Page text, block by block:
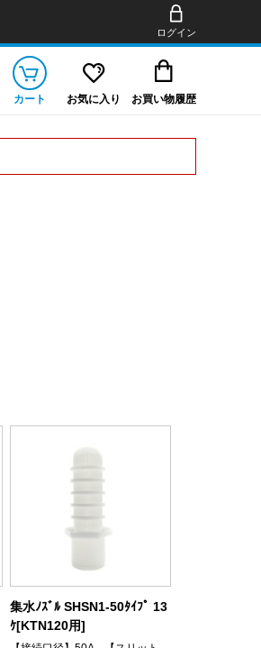
ログイン
カート お気に入り お買い物履歴
集水ﾉｽﾞﾙ SHSN1-50ﾀｲﾌﾟ 13
ｹ[KTN120用]